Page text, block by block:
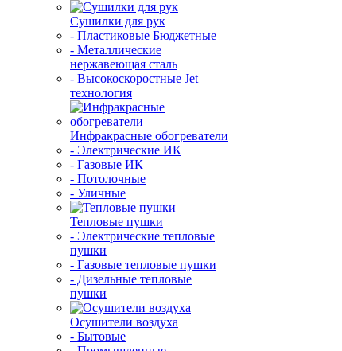
Сушилки для рук
- Пластиковые Бюджетные
- Металлические
нержавеющая сталь
- Высокоскоростные Jet
технология
Инфракрасные обогреватели
- Электрические ИК
- Газовые ИК
- Потолочные
- Уличные
Тепловые пушки
- Электрические тепловые
пушки
- Газовые тепловые пушки
- Дизельные тепловые
пушки
Осушители воздуха
- Бытовые